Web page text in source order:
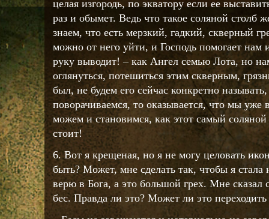
целая изгородь, по экватору если ее
раз и обымет. Ведь что такое соляной столб
знаем, что есть мерзкий, гадкий, скверный
можно от него уйти, и Господь помогает нам
руку выводит! – как Ангел семью Лота, но
оглянуться, потешиться этим скверным,
был, не будем его сейчас конкретно
поворачиваемся, то оказывается, что мы уже
можем и становимся, как этот самый соляной
стоит!
6. Вот я крещеная, но я не могу целовать
быть? Может, мне сделать так, чтобы я
верю в Бога, а это большой грех. Мне
бес. Правда ли это? Может ли это переходить